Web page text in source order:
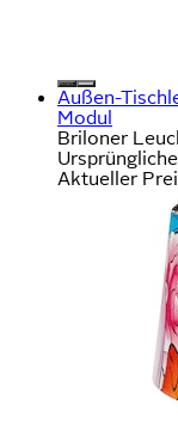
Außen-
Modul
Briloner
Aktueller